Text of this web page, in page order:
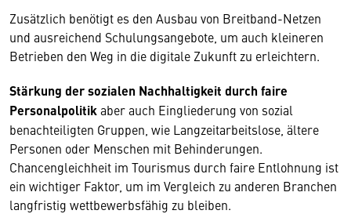
Zusätzlich benötigt es den Ausbau von Breitband-Netzen
und ausreichend Schulungsangebote, um auch kleineren
Betrieben den Weg in die digitale Zukunft zu erleichtern.
Stärkung der sozialen Nachhaltigkeit durch faire
Personalpolitikaber auch Eingliederung von sozial
benachteiligten Gruppen, wie Langzeitarbeitslose, ältere
Personen oder Menschen mit Behinderungen.
Chancengleichheit im Tourismus durch faire Entlohnung ist
ein wichtiger Faktor, um im Vergleich zu anderen Branchen
langfristig wettbewerbsfähig zu bleiben.